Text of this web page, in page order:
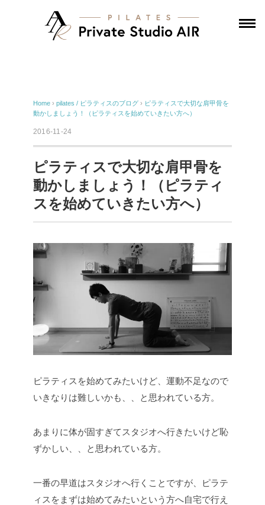
Home › pilates / ピラティスのブログ › ピラティスで大切な肩甲骨を
動かしましょう！（ピラティスを始めていきたい方へ）
2016-11-24
ピラティスで大切な肩甲骨を
動かしましょう！（ピラティ
スを始めていきたい方へ）
ピラティスを始めてみたいけど、運動不足なので
いきなりは難しいかも、、と思われている方。
あまりに体が固すぎてスタジオへ行きたいけど恥
ずかしい、、と思われている方。
一番の早道はスタジオへ行くことですが、ピラテ
ィスをまずは始めてみたいという方へ自宅で行え